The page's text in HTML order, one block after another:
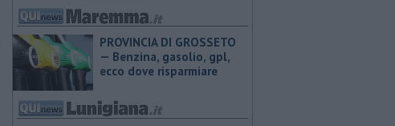
PROVINCIA DI GROSSETO
— ​Benzina, gasolio, gpl,
ecco dove risparmiare